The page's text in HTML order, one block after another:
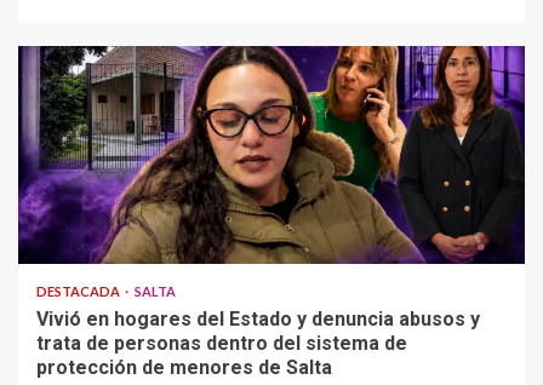
DESTACADA SALTA
Vivió en hogares del Estado y denuncia abusos y
trata de personas dentro del sistema de
protección de menores de Salta